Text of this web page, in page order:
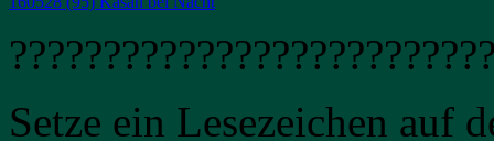
Setze ein Lesezeichen auf